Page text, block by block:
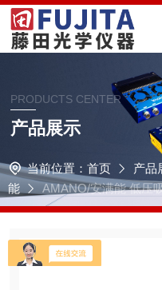
PRODUCTS CENTER
产品展示
当前位置： 首页 产品
能
AMANO/安满能 低压